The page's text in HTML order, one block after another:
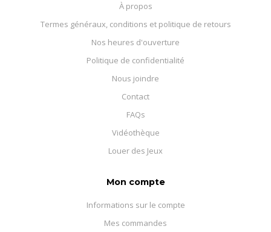
À propos
Termes généraux, conditions et politique de retours
Nos heures d'ouverture
Politique de confidentialité
Nous joindre
Contact
FAQs
Vidéothèque
Louer des Jeux
Mon compte
Informations sur le compte
Mes commandes